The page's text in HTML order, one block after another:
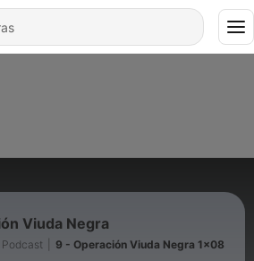
Viuda Negra
9 - Operación Viuda Negra 1x08